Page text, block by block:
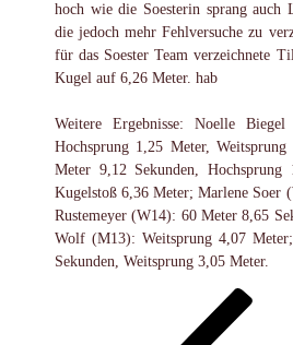
hoch wie die Soesterin sprang
die jedoch mehr Fehlversuche zu
für das Soester Team verzeichnete
Kugel auf 6,26 Meter. hab
Weitere Ergebnisse: Noelle
Hochsprung 1,25 Meter,
Meter 9,12 Sekunden,
Kugelstoß 6,36 Meter; Marlene Soer
Rustemeyer (W14): 60 Meter 8,65
Wolf (M13): Weitsprung 4,07
Sekunden, Weitsprung 3,05 Meter.
Beitragsnavigation